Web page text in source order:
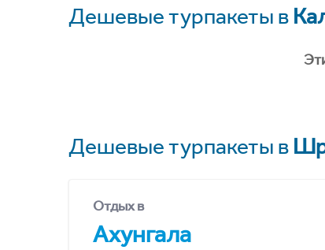
Дешевые турпакеты в
Дешевые турпакеты в
Отдых в
Ахунгала